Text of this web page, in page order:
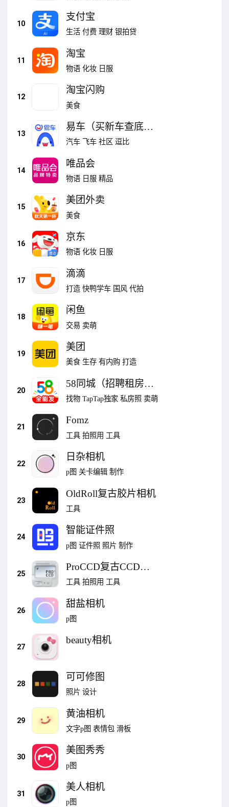
10
支付宝
生活 付费 理财 银拍贷
11
淘宝
物语 化妆 日服
12
淘宝闪购
美食
13
易车（买新车查底
价）
汽车 飞车 社区 逗比
14
唯品会
物语 日服 精品
15
美团外卖
美食
16
京东
物语 化妆 日服
17
滴滴
打造 快鸭学车 国风 代拍
18
闲鱼
交易 卖萌
19
美团
美食 生存 有内购 打造
20
58同城（招聘租房家
政）
找物 TapTap独家 私房照 卖萌
21
Fomz
工具 拍照用 工具
22
日杂相机
p图 关卡编辑 制作
23
OldRoll复古胶片相机
工具
24
智能证件照
p图 证件照 照片 制作
25
ProCCD复古CCD相
机
工具 拍照用 工具
26
甜盐相机
p图
27
beauty相机
28
可可修图
照片 设计
29
黄油相机
文字p图 表情包 滑板
30
美图秀秀
p图
31
美人相机
p图